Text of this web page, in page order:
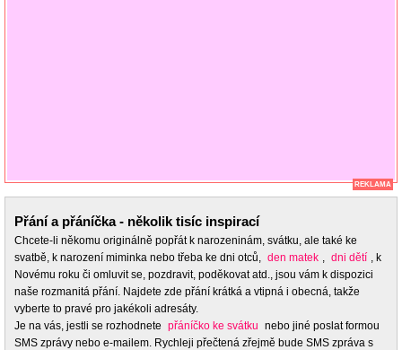
REKLAMA
Přání a přáníčka - několik tisíc inspirací
Chcete-li někomu originálně popřát k narozeninám, svátku, ale také ke
svatbě, k narození miminka nebo třeba ke dni otců, den matek , dni dětí , k
Novému roku či omluvit se, pozdravit, poděkovat atd., jsou vám k dispozici
naše rozmanitá přání. Najdete zde přání krátká a vtipná i obecná, takže
vyberte to pravé pro jakékoli adresáty.
Je na vás, jestli se rozhodnete přáníčko ke svátku nebo jiné poslat formou
SMS zprávy nebo e-mailem. Rychleji přečtená zřejmě bude SMS zpráva s